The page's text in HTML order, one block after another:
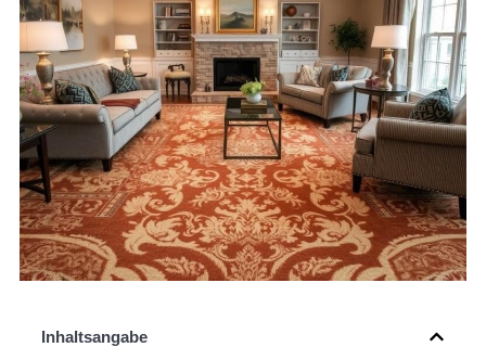
Inhaltsangabe